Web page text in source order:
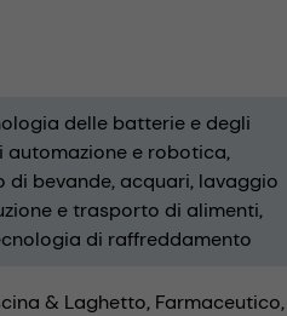
delle batterie e degli
automazione e robotica
di bevande acquari lavaggio
e trasporto di alimenti
di raffreddamento
& Laghetto Farmaceutico